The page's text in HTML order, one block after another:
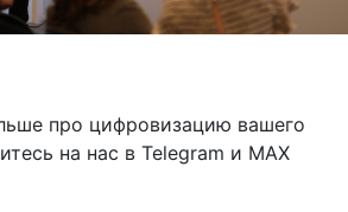
про цифровизацию вашего
на нас в Telegram и MAX